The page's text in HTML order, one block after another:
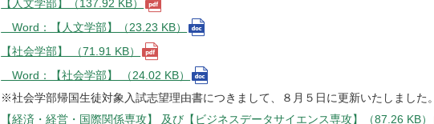
【人文学部】（137.92 KB）
Word：【人文学部】（23.23 KB）
【社会学部】 （71.91 KB）
Word：【社会学部】 （24.02 KB）
※社会学部帰国生徒対象入試志望理由書につきまして、８月５日に更新いたしました。
【経済・経営・国際関係専攻】 及び【ビジネスデータサイエンス専攻】（87.26 KB）